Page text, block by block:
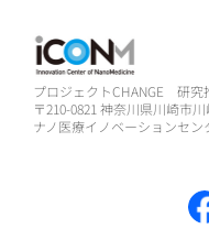
プロジェクトCHANGE 研究
〒210-0821 神奈川県川崎市
ナノ医療イノベーションセン